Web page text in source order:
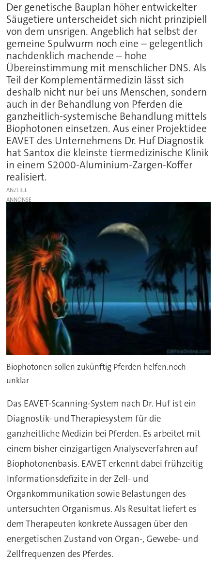
Der genetische Bauplan höher entwickelter
Säugetiere unterscheidet sich nicht prinzipiell
von dem unsrigen. Angeblich hat selbst der
gemeine Spulwurm noch eine – gelegentlich
nachdenklich machende – hohe
Übereinstimmung mit menschlicher DNS. Als
Teil der Komplementärmedizin lässt sich
deshalb nicht nur bei uns Menschen, sondern
auch in der Behandlung von Pferden die
ganzheitlich-systemische Behandlung mittels
Biophotonen einsetzen. Aus einer Projektidee
EAVET des Unternehmens Dr. Huf Diagnostik
hat Santox die kleinste tiermedizinische Klinik
in einem S2000-Aluminium-Zargen-Koffer
realisiert.
ANZEIGE
Biophotonen sollen zukünftig Pferden helfen.noch
unklar
Das EAVET-Scanning-System nach Dr. Huf ist ein
Diagnostik- und Therapiesystem für die
ganzheitliche Medizin bei Pferden. Es arbeitet mit
einem bisher einzigartigen Analyseverfahren auf
Biophotonenbasis. EAVET erkennt dabei frühzeitig
Informationsdefizite in der Zell- und
Organkommunikation sowie Belastungen des
untersuchten Organismus. Als Resultat liefert es
dem Therapeuten konkrete Aussagen über den
energetischen Zustand von Organ-, Gewebe- und
Zellfrequenzen des Pferdes.